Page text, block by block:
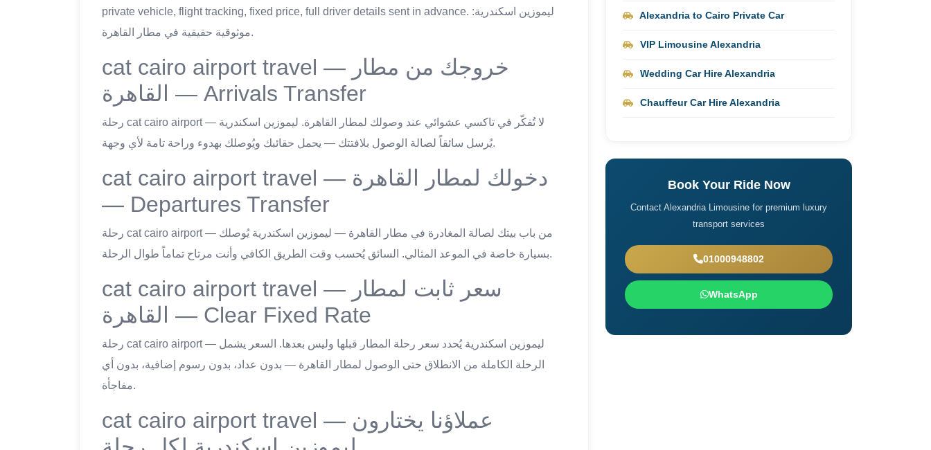
private vehicle, flight tracking, fixed price, full driver details sent in advance. ليموزين اسكندرية:
موثوقية حقيقية في مطار القاهرة.
cat cairo airport travel — خروجك من مطار
القاهرة — Arrivals Transfer
رحلة cat cairo airport — لا تُفكّر في تاكسي عشوائي عند وصولك لمطار القاهرة. ليموزين اسكندرية
يُرسل سائقاً لصالة الوصول بلافتتك — يحمل حقائبك ويُوصلك بهدوء وراحة تامة لأي وجهة.
cat cairo airport travel — دخولك لمطار القاهرة
— Departures Transfer
رحلة cat cairo airport — من باب بيتك لصالة المغادرة في مطار القاهرة — ليموزين اسكندرية يُوصلك
بسيارة خاصة في الموعد المثالي. السائق يُحسب وقت الطريق الكافي وأنت مرتاح تماماً طوال الرحلة.
cat cairo airport travel — سعر ثابت لمطار
القاهرة — Clear Fixed Rate
رحلة cat cairo airport — ليموزين اسكندرية يُحدد سعر رحلة المطار قبلها وليس بعدها. السعر يشمل
الرحلة الكاملة من الانطلاق حتى الوصول لمطار القاهرة — بدون عداد، بدون رسوم إضافية، بدون أي
مفاجأة.
cat cairo airport travel — عملاؤنا يختارون
Alexandria to Cairo Private Car
VIP Limousine Alexandria
Wedding Car Hire Alexandria
Chauffeur Car Hire Alexandria
Book Your Ride Now
Contact Alexandria Limousine for premium luxury
transport services
01000948802
WhatsApp